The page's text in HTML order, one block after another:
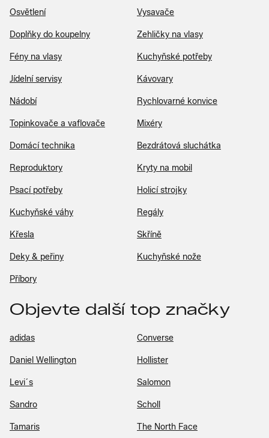
Osvětlení Vysavače
Doplňky do koupelny Zehličky na vlasy
Fény na vlasy Kuchyňské potřeby
Jídelní servisy Kávovary
Nádobí Rychlovarné konvice
Topinkovače a vaflovače Mixéry
Domácí technika Bezdrátová sluchátka
Reproduktory Kryty na mobil
Psací potřeby Holicí strojky
Kuchyňské váhy Regály
Křesla Skříně
Deky & peřiny Kuchyňské nože
Příbory
Objevte další top značky
adidas Converse
Daniel Wellington Hollister
Levi´s Salomon
Sandro Scholl
Tamaris The North Face